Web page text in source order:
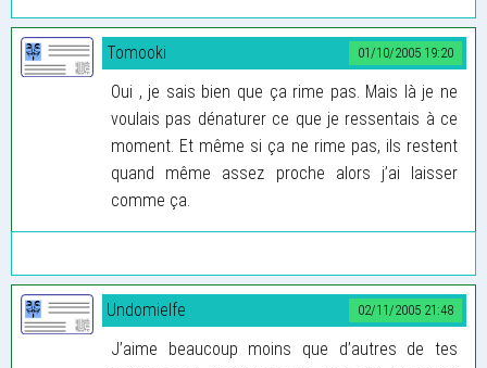
01/10/2005 19:20
Tomooki
Oui , je sais bien que ça rime pas. Mais là je ne
voulais pas dénaturer ce que je ressentais à ce
moment. Et même si ça ne rime pas, ils restent
quand même assez proche alors j’ai laisser
comme ça.
02/11/2005 21:48
Undomielfe
J’aime beaucoup moins que d’autres de tes